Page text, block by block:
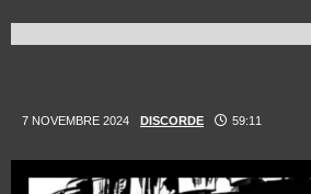
7 NOVEMBRE 2024 DISCORDE 59:11